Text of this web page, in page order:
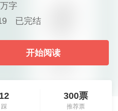
字
已完结
开始阅读
12
踩
300票
推荐票